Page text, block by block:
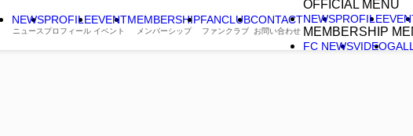
NEWS
ニュース
PROFILE
プロフィール
EVENT
イベント
MEMBERSHIP
メンバーシップ
FANCLUB
ファンクラブ
CONTACT
お問い合わせ
OFFICIAL MENU
NEWSPROFILE
MEMBERSHIP
FC NEWSVIDEO